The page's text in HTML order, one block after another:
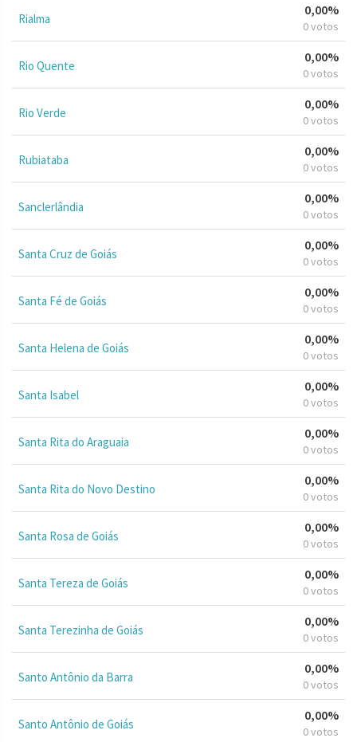
Rialma
0,00%
0 votos
Rio Quente
0,00%
0 votos
Rio Verde
0,00%
0 votos
Rubiataba
0,00%
0 votos
Sanclerlândia
0,00%
0 votos
Santa Cruz de Goiás
0,00%
0 votos
Santa Fé de Goiás
0,00%
0 votos
Santa Helena de Goiás
0,00%
0 votos
Santa Isabel
0,00%
0 votos
Santa Rita do Araguaia
0,00%
0 votos
Santa Rita do Novo Destino
0,00%
0 votos
Santa Rosa de Goiás
0,00%
0 votos
Santa Tereza de Goiás
0,00%
0 votos
Santa Terezinha de Goiás
0,00%
0 votos
Santo Antônio da Barra
0,00%
0 votos
Santo Antônio de Goiás
0,00%
0 votos